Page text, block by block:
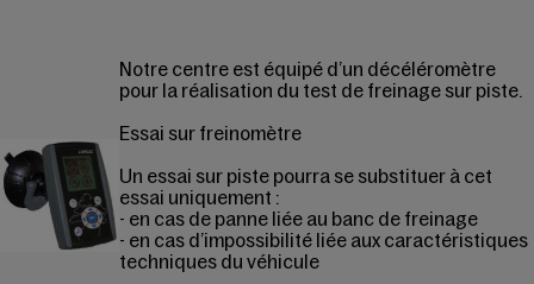
Notre centre est équipé d’un décéléromètre
pour la réalisation du test de freinage sur piste.
Essai sur freinomètre
Un essai sur piste pourra se substituer à cet
essai uniquement :
- en cas de panne liée au banc de freinage
- en cas d’impossibilité liée aux caractéristiques
techniques du véhicule